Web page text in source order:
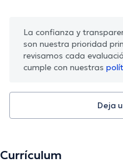
La confianza y
son nuestra prioridad
revisamos cada
cumple con nuestras
Deja
Currículum